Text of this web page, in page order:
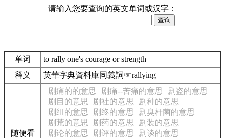
请输入您要查询的英文单词或汉字：
单词
to rally one's courage or strength
释义
英華字典資料庫同義詞☞rallying
随便看
剧痛的的意思 剧痛--苦痛的意思
剧盗的意思
剧目的意思
剧社的意思
剧种的意思
剧组的意思
剧终的意思
剧臭杆菌的意思
剧荒的意思
剧药的意思
剧装的意思
剧论的意思
剧评的意思
剧谈的意思